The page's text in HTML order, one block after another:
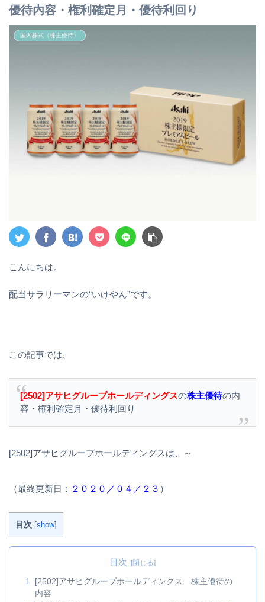
優待内容・権利確定月・優待利回り
国内株式（株主優待）
こんにちは。
配当サラリーマンの“いけやん”です。
この記事では、
[2502]アサヒグループホールディングスの株主優待の内
容・権利確定月・優待利回り
[2502]アサヒグループホールディングスは、～
（最終更新日： ２０２０／０４／２３ ）
目次 [show]
目次
[2502]アサヒグループホールディングス 株主優待の
内容